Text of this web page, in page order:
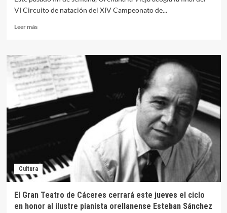
VI Circuito de natación del XIV Campeonato de...
Leer másLeer
Sonia
Ramos
y
Fernando
Santiago
se
el
Etapa
Final
de
Campeonato
de
Cultura
El Gran Teatro de Cáceres cerrará este jueves el ciclo
en honor al ilustre pianista orellanense Esteban Sánchez